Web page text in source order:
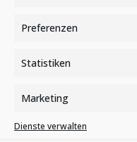
Preferenzen
Statistiken
Marketing
Dienste verwalten